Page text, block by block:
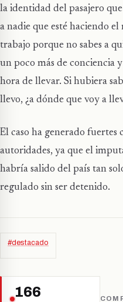
la identidad del pasajero
a nadie que esté haciendo
trabajo porque no sabes a
un poco más de conciencia
hora de llevar. Si hubiera
llevo, ¿a dónde que voy a
El caso ha generado fuertes
autoridades, ya que el
habría salido del país tan
regulado sin ser detenido.
#destacado
166